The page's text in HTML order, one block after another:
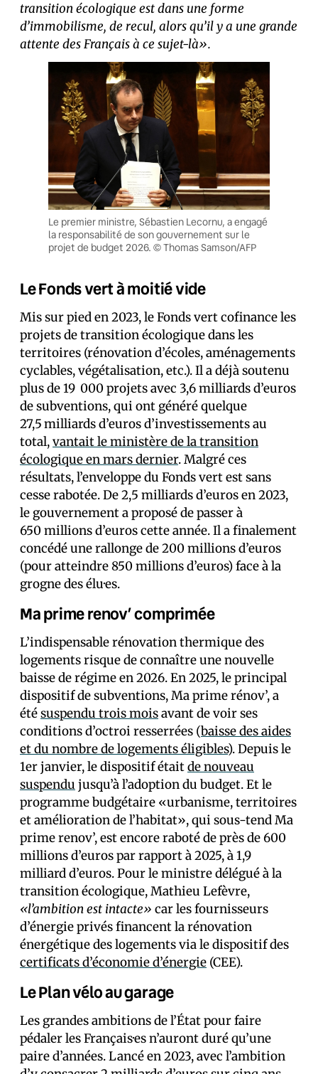
transition écologique est dans une forme
d’immobilisme, de recul, alors qu’il y a une grande
attente des Français à ce sujet-là».
Le premier ministre, Sébastien Lecornu, a engagé
la responsabilité de son gouvernement sur le
projet de budget 2026. © Thomas Samson/AFP
Le Fonds vert à moitié vide
Mis sur pied en 2023, le Fonds vert cofinance les
projets de transition écologique dans les
territoires (rénovation d’écoles, aménagements
cyclables, végétalisation, etc.). Il a déjà soutenu
plus de 19 000 projets avec 3,6 milliards d’euros
de subventions, qui ont généré quelque
27,5 milliards d’euros d’investissements au
total,vantait le ministère de la transition
écologique en mars dernier. Malgré ces
résultats, l’enveloppe du Fonds vert est sans
cesse rabotée. De 2,5 milliards d’euros en 2023,
le gouvernement a proposé de passer à
650 millions d’euros cette année. Il a finalement
concédé une rallonge de 200 millions d’euros
(pour atteindre 850 millions d’euros) face à la
grogne des élu·es.
Ma prime renov’ comprimée
L’indispensable rénovation thermique des
logements risque de connaître une nouvelle
baisse de régime en 2026. En 2025, le principal
dispositif de subventions, Ma prime rénov’, a
étésuspendu trois moisavant de voir ses
conditions d’octroi resserrées (baisse des aides
et du nombre de logements éligibles). Depuis le
1er janvier, le dispositif étaitde nouveau
suspendu jusqu’à l’adoption du budget. Et le
programme budgétaire «urbanisme, territoires
et amélioration de l’habitat», qui sous-tend Ma
prime renov’, est encore raboté de près de 600
millions d’euros par rapport à 2025, à 1,9
milliard d’euros. Pour le ministre délégué à la
transition écologique, Mathieu Lefèvre,
«l’ambition est intacte» car les fournisseurs
d’énergie privés financent la rénovation
énergétique des logements via le dispositif des
certificats d’économie d’énergie (CEE).
Le Plan vélo au garage
Les grandes ambitions de l’État pour faire
pédaler les Français·es n’auront duré qu’une
paire d’années. Lancé en 2023, avec l’ambition